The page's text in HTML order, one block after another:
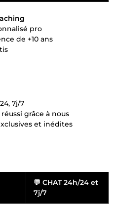
pro
de +10 ans
7j/7
grâce à nous
et inédites
💬 CHAT 24h/24 et
7j/7